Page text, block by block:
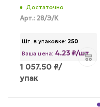
Достаточно
Арт.: 28/Э/К
Шт. в упаковке: 250
Ваша цена: 4.23 ₽/шт
1 057.50 ₽/
упак